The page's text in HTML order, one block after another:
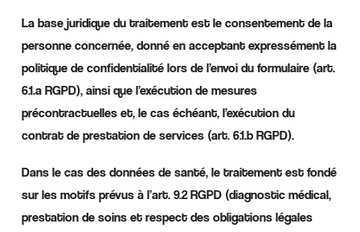
La base juridique du traitement est le consentement de la
personne concernée, donné en acceptant expressément la
politique de confidentialité lors de l’envoi du formulaire (art.
6.1.a RGPD), ainsi que l’exécution de mesures
précontractuelles et, le cas échéant, l’exécution du
contrat de prestation de services (art. 6.1.b RGPD).
Dans le cas des données de santé, le traitement est fondé
sur les motifs prévus à l’art. 9.2 RGPD (diagnostic médical,
prestation de soins et respect des obligations légales